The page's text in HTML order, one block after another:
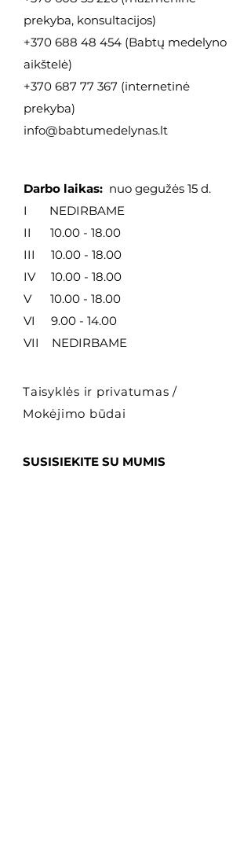
prekyba, konsultacijos)
+370 688 48 454 (Babtų medelyno
aikštelė)
+370 687 77 367 (internetinė
prekyba)
info@babtumedelynas.lt
Darbo laikas: nuo gegužės 15 d.
I NEDIRBAME
II 10.00 - 18.00
III 10.00 - 18.00
IV 10.00 - 18.00
V 10.00 - 18.00
VI 9.00 - 14.00
VII NEDIRBAME
Taisyklės ir privatumas /
Mokėjimo būdai
SUSISIEKITE SU MUMIS